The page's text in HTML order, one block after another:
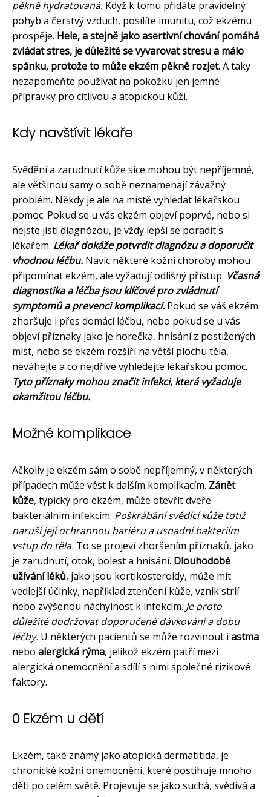
pěkně hydratovaná. Když k tomu přidáte pravidelný
pohyb a čerstvý vzduch, posílíte imunitu, což ekzému
prospěje. Hele, a stejně jako asertivní chování pomáhá
zvládat stres, je důležité se vyvarovat stresu a málo
spánku, protože to může ekzém pěkně rozjet.A taky
nezapomeňte používat na pokožku jen jemné
přípravky pro citlivou a atopickou kůži.
Kdy navštívit lékaře
Svědění a zarudnutí kůže sice mohou být nepříjemné,
ale většinou samy o sobě neznamenají závažný
problém. Někdy je ale na místě vyhledat lékařskou
pomoc. Pokud se u vás ekzém objeví poprvé, nebo si
nejste jistí diagnózou, je vždy lepší se poradit s
lékařem. Lékař dokáže potvrdit diagnózu a doporučit
vhodnou léčbu. Navíc některé kožní choroby mohou
připomínat ekzém, ale vyžadují odlišný přístup. Včasná
diagnostika a léčba jsou klíčové pro zvládnutí
symptomů a prevenci komplikací. Pokud se váš ekzém
zhoršuje i přes domácí léčbu, nebo pokud se u vás
objeví příznaky jako je horečka, hnisání z postižených
míst, nebo se ekzém rozšíří na větší plochu těla,
neváhejte a co nejdříve vyhledejte lékařskou pomoc.
Tyto příznaky mohou značit infekci, která vyžaduje
okamžitou léčbu.
Možné komplikace
Ačkoliv je ekzém sám o sobě nepříjemný, v některých
případech může vést k dalším komplikacím. Zánět
kůže, typický pro ekzém, může otevřít dveře
bakteriálním infekcím. Poškrábání svědící kůže totiž
naruší její ochrannou bariéru a usnadní bakteriím
vstup do těla. To se projeví zhoršením příznaků, jako
je zarudnutí, otok, bolest a hnisání. Dlouhodobé
užívání léků, jako jsou kortikosteroidy, může mít
vedlejší účinky, například ztenčení kůže, vznik strií
nebo zvýšenou náchylnost k infekcím. Je proto
důležité dodržovat doporučené dávkování a dobu
léčby. U některých pacientů se může rozvinout i astma
nebo alergická rýma, jelikož ekzém patří mezi
alergická onemocnění a sdílí s nimi společné rizikové
faktory.
0 Ekzém u dětí
Ekzém, také známý jako atopická dermatitida, je
chronické kožní onemocnění, které postihuje mnoho
dětí po celém světě. Projevuje se jako suchá, svědivá a